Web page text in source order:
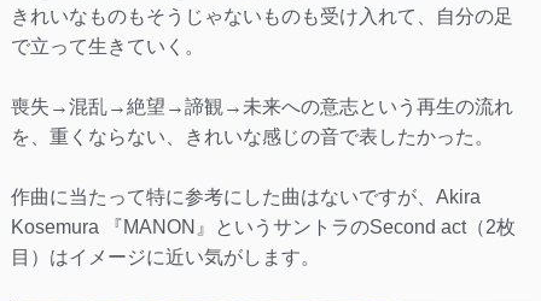
きれいなものもそうじゃないものも受け入れて、自分の足
で立って生きていく。
喪失→混乱→絶望→諦観→未来への意志という再生の流れ
を、重くならない、きれいな感じの音で表したかった。
作曲に当たって特に参考にした曲はないですが、Akira
Kosemura 『MANON』というサントラのSecond act（2枚
目）はイメージに近い気がします。